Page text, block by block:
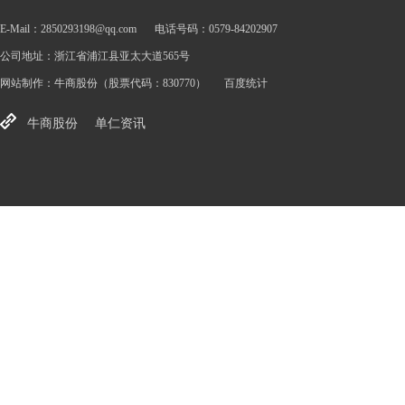
E-Mail：2850293198@qq.com 电话号码：0579-84202907
公司地址：浙江省浦江县亚太大道565号
网站制作： 牛商股份 （股票代码：830770） 百度统计
牛商股份 单仁资讯